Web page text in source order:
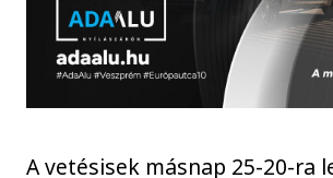
A vetésisek másnap 25-20-ra